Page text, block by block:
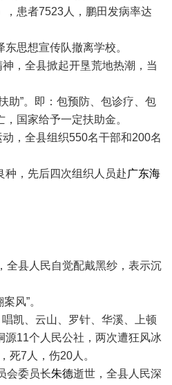
，患者7523人，鹏田发病率达
思想宣传队撤离学校。
神，全县掀起开垦荒地热潮，当
助”。即：包预防、包诊疗、包
国家给予一定扶助金。
动，全县组织550名干部和200名
种，先后四次组织人员赴 广东海
全县人民自觉配戴黑纱，表示沉
风”。
凯、云山、罗针、华溪、上顿
源11个人民公社，两次遭狂风冰
死7人，伤20人。
会委员长朱德逝世，全县人民深